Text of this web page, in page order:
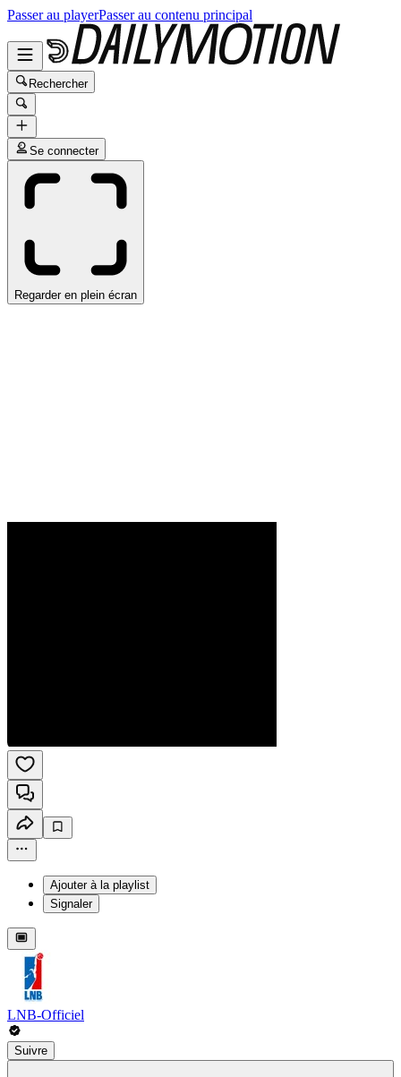
Passer au playerPasser au contenu principal
Rechercher
Se connecter
Regarder en plein écran
Ajouter à la playlist
Signaler
LNB-Officiel
Suivre